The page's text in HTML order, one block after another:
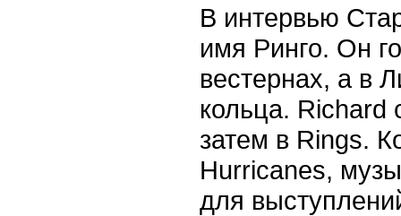
В интервью
имя Ринго. Он
вестернах, а в
кольца. Richard
затем в Rings.
Hurricanes,
для